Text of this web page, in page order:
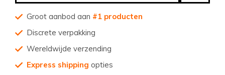
Groot aanbod aan #1 producten
Discrete verpakking
Wereldwijde verzending
Express shipping opties